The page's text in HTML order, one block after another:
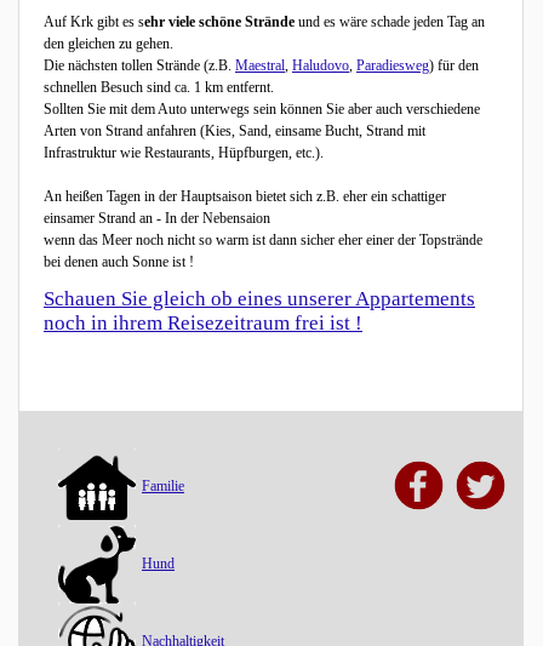
Auf Krk gibt es sehr viele schöne Strände und es wäre schade jeden Tag an
den gleichen zu gehen.
Die nächsten tollen Strände (z.B. Maestral, Haludovo, Paradiesweg) für den
schnellen Besuch sind ca. 1 km entfernt.
Sollten Sie mit dem Auto unterwegs sein können Sie aber auch verschiedene
Arten von Strand anfahren (Kies, Sand, einsame Bucht, Strand mit
Infrastruktur wie Restaurants, Hüpfburgen, etc.).
An heißen Tagen in der Hauptsaison bietet sich z.B. eher ein schattiger
einsamer Strand an - In der Nebensaion
wenn das Meer noch nicht so warm ist dann sicher eher einer der Topstrände
bei denen auch Sonne ist !
Schauen Sie gleich ob eines unserer Appartements
noch in ihrem Reisezeitraum frei ist !
Familie
Hund
Nachhaltigkeit